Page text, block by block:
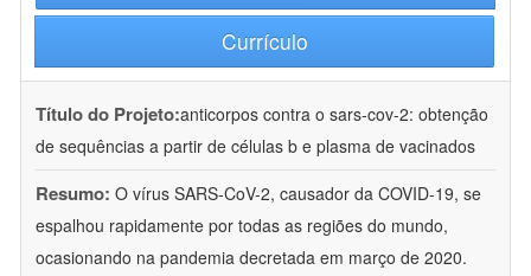
Currículo
Título do Projeto:anticorpos contra o sars-cov-2: obtenção
de sequências a partir de células b e plasma de vacinados
Resumo: O vírus SARS-CoV-2, causador da COVID-19, se
espalhou rapidamente por todas as regiões do mundo,
ocasionando na pandemia decretada em março de 2020.